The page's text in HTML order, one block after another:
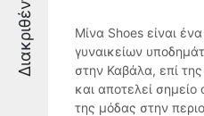
Διακριθέντες
Μίνα Shoes είναι
γυναικείων
στην Καβάλα, επί
και αποτελεί
της μόδας στην